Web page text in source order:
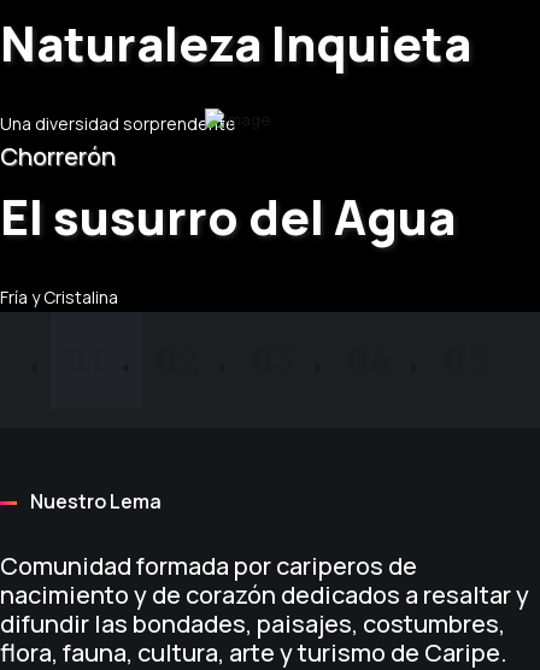
Naturaleza Inquieta
Una diversidad sorprendente
Chorrerón
El susurro del Agua
Fría y Cristalina
Nuestro Lema
Comunidad formada por cariperos de
nacimiento y de corazón dedicados a resaltar y
difundir las bondades, paisajes, costumbres,
flora, fauna, cultura, arte y turismo de Caripe.